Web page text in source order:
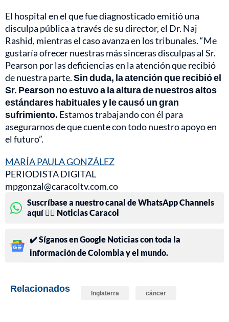
El hospital en el que fue diagnosticado emitió una
disculpa pública a través de su director, el Dr. Naj
Rashid, mientras el caso avanza en los tribunales. “Me
gustaría ofrecer nuestras más sinceras disculpas al Sr.
Pearson por las deficiencias en la atención que recibió
de nuestra parte.Sin duda, la atención que recibió el
Sr. Pearson no estuvo a la altura de nuestros altos
estándares habituales y le causó un gran
sufrimiento. Estamos trabajando con él para
asegurarnos de que cuente con todo nuestro apoyo en
el futuro”.
MARÍA PAULA GONZÁLEZ
PERIODISTA DIGITAL
mpgonzal@caracoltv.com.co
Suscríbase a nuestro canal de WhatsApp Channels
aquí 👉🏻 Noticias Caracol
✔️ Síganos en Google Noticias con toda la
información de Colombia y el mundo.
Relacionados Inglaterra cáncer